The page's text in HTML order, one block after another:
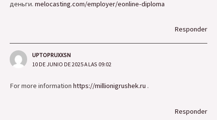
деньги. melocasting.com/employer/eonline-diploma
Responder
UPTOPRUXXSN
10 DE JUNIO DE 2025 A LAS 09:02
For more information https://millionigrushek.ru .
Responder